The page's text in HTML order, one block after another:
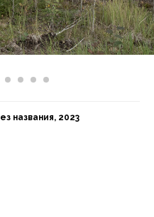
названия, 2023